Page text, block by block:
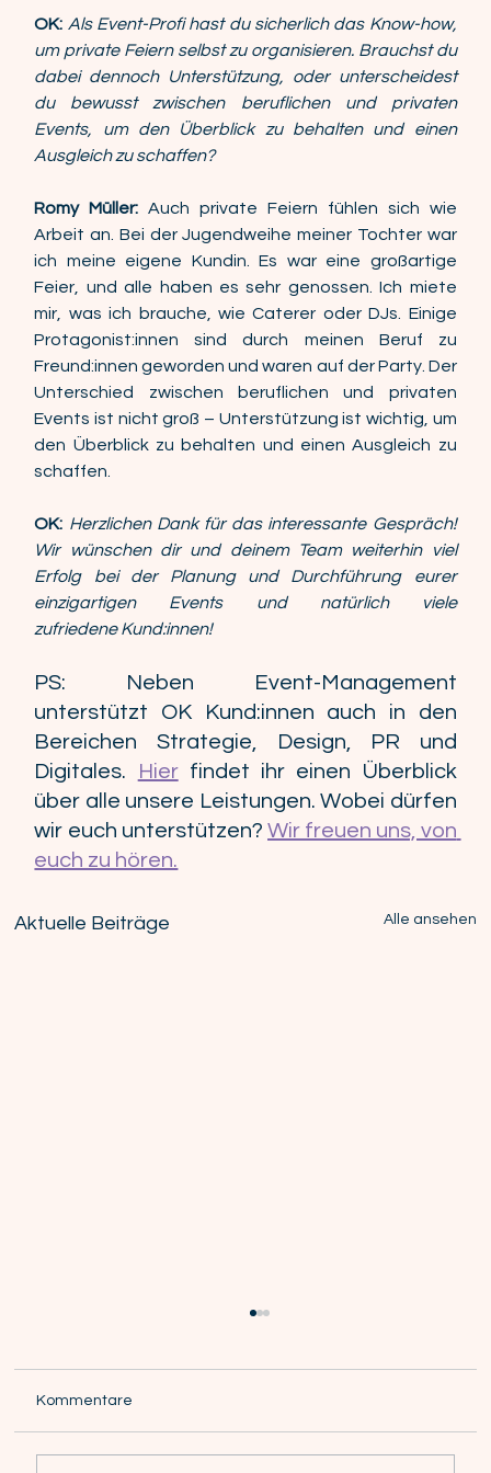
OK: Als Event-Profi hast du sicherlich das Know-how,
um private Feiern selbst zu organisieren. Brauchst du
dabei dennoch Unterstützung, oder unterscheidest
du bewusst zwischen beruflichen und privaten
Events, um den Überblick zu behalten und einen
Ausgleich zu schaffen?
Romy Müller: Auch private Feiern fühlen sich wie
Arbeit an. Bei der Jugendweihe meiner Tochter war
ich meine eigene Kundin. Es war eine großartige
Feier, und alle haben es sehr genossen. Ich miete
mir, was ich brauche, wie Caterer oder DJs. Einige
Protagonist:innen sind durch meinen Beruf zu
Freund:innen geworden und waren auf der Party. Der
Unterschied zwischen beruflichen und privaten
Events ist nicht groß – Unterstützung ist wichtig, um
den Überblick zu behalten und einen Ausgleich zu
schaffen.
OK: Herzlichen Dank für das interessante Gespräch!
Wir wünschen dir und deinem Team weiterhin viel
Erfolg bei der Planung und Durchführung eurer
einzigartigen Events und natürlich viele
zufriedene Kund:innen!
PS: Neben Event-Management
unterstützt OK Kund:innen auch in den
Bereichen Strategie, Design, PR und
Digitales.
Hier findet ihr einen Überblick
über alle unsere Leistungen. Wobei dürfen
wir euch unterstützen? Wir freuen uns, von
euch zu hören.
Aktuelle Beiträge Alle ansehen
Kommentare